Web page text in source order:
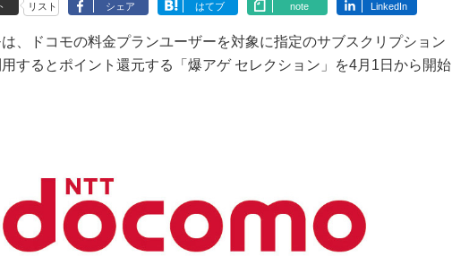
リスト シェア はてブ note LinkedIn
、ドコモの料金プランユーザーを対象に指定のサブスクリプション
するとポイント還元する「爆アゲ セレクション」を4月1日から開始